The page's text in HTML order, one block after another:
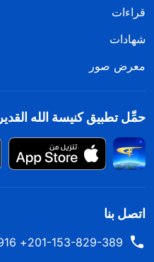
قراءات
شهادات
معرض صور
حمِّل تطبيق كنيسة الله القدير
اتصل بنا
201-153-829-389+ 213-551-750-916+